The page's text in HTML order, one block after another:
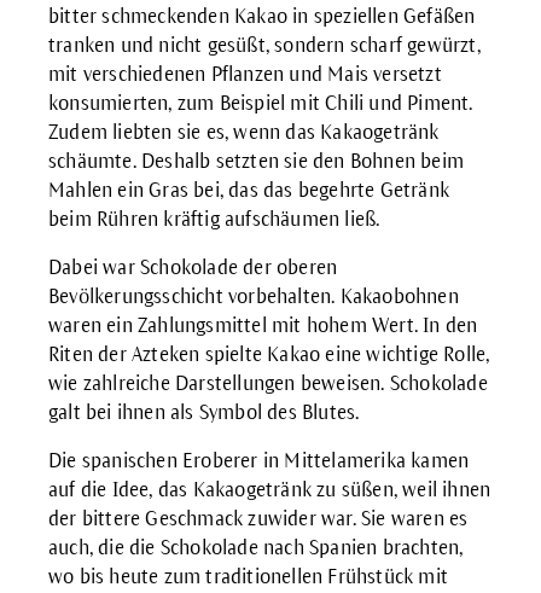
bitter schmeckenden Kakao in speziellen Gefäßen
tranken und nicht gesüßt, sondern scharf gewürzt,
mit verschiedenen Pflanzen und Mais versetzt
konsumierten, zum Beispiel mit Chili und Piment.
Zudem liebten sie es, wenn das Kakaogetränk
schäumte. Deshalb setzten sie den Bohnen beim
Mahlen ein Gras bei, das das begehrte Getränk
beim Rühren kräftig aufschäumen ließ.
Dabei war Schokolade der oberen
Bevölkerungsschicht vorbehalten. Kakaobohnen
waren ein Zahlungsmittel mit hohem Wert. In den
Riten der Azteken spielte Kakao eine wichtige Rolle,
wie zahlreiche Darstellungen beweisen. Schokolade
galt bei ihnen als Symbol des Blutes.
Die spanischen Eroberer in Mittelamerika kamen
auf die Idee, das Kakaogetränk zu süßen, weil ihnen
der bittere Geschmack zuwider war. Sie waren es
auch, die die Schokolade nach Spanien brachten,
wo bis heute zum traditionellen Frühstück mit